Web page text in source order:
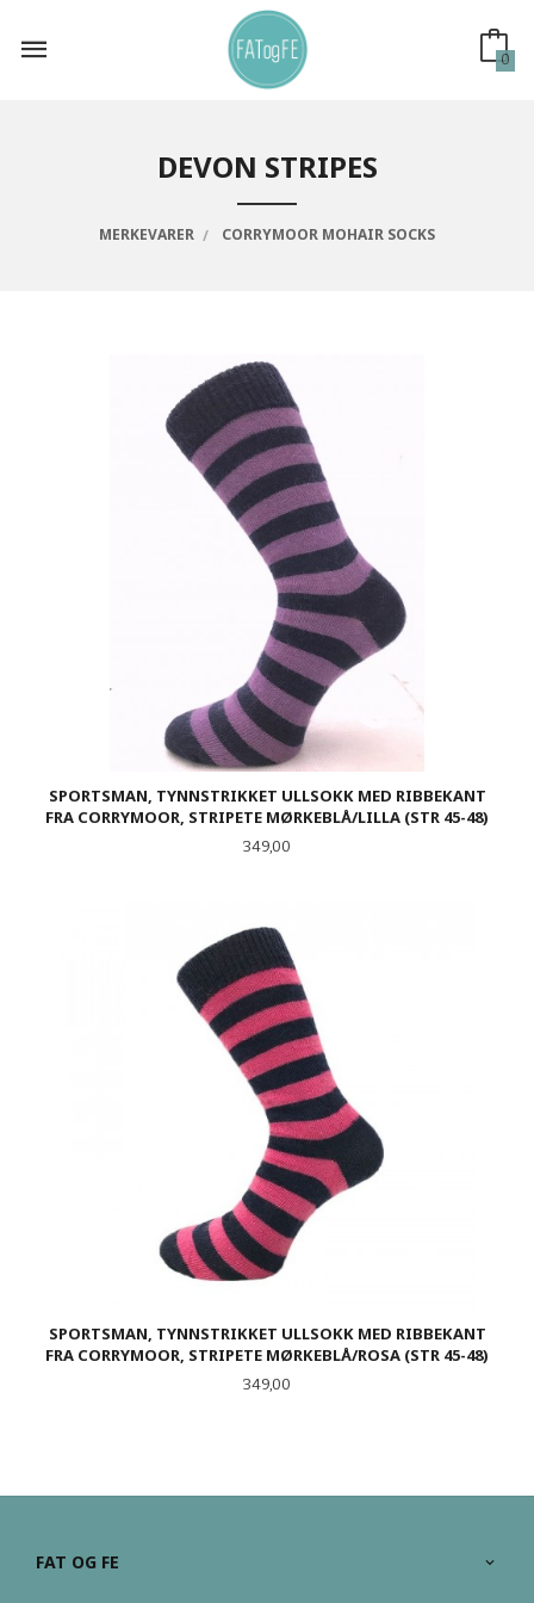
innholdet
0
DEVON STRIPES
MERKEVARER CORRYMOOR MOHAIR SOCKS
SPORTSMAN, TYNNSTRIKKET ULLSOKK MED RIBBEKANT
FRA CORRYMOOR, STRIPETE MØRKEBLÅ/LILLA (STR 45-48)
Pris
349,00
SPORTSMAN, TYNNSTRIKKET ULLSOKK MED RIBBEKANT
FRA CORRYMOOR, STRIPETE MØRKEBLÅ/ROSA (STR 45-48)
Pris
349,00
FAT OG FE